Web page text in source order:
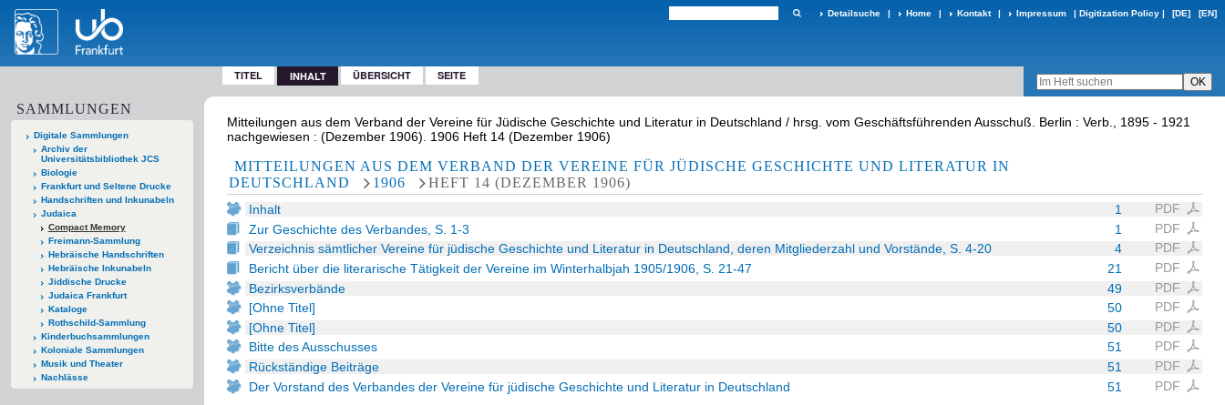
Detailsuche | Home | Kontakt | Impressum | Digitization Policy | [DE] [EN]
TITEL INHALT ÜBERSICHT SEITE
SAMMLUNGEN
Digitale Sammlungen
Archiv der
Universitätsbibliothek JCS
Biologie
Frankfurt und Seltene Drucke
Handschriften und Inkunabeln
Judaica
Compact Memory
Freimann-Sammlung
Hebräische Handschriften
Hebräische Inkunabeln
Jiddische Drucke
Judaica Frankfurt
Kataloge
Rothschild-Sammlung
Kinderbuchsammlungen
Koloniale Sammlungen
Musik und Theater
Nachlässe
Mitteilungen aus dem Verband der Vereine für Jüdische Geschichte und Literatur in Deutschland / hrsg. vom Geschäftsführenden Ausschuß. Berlin : Verb., 1895 - 1921
nachgewiesen : (Dezember 1906). 1906 Heft 14 (Dezember 1906)
MITTEILUNGEN AUS DEM VERBAND DER VEREINE FÜR JÜDISCHE GESCHICHTE UND LITERATUR IN
DEUTSCHLAND
1906 HEFT 14 (DEZEMBER 1906)
PDF
1
Inhalt
PDF
1
Zur Geschichte des Verbandes, S. 1-3
PDF
4
Verzeichnis sämtlicher Vereine für jüdische Geschichte und Literatur in Deutschland, deren Mitgliederzahl und Vorstände, S. 4-20
PDF
21
Bericht über die literarische Tätigkeit der Vereine im Winterhalbjah 1905/1906, S. 21-47
PDF
49
Bezirksverbände
PDF
50
[Ohne Titel]
PDF
50
[Ohne Titel]
PDF
51
Bitte des Ausschusses
PDF
51
Rückständige Beiträge
PDF
51
Der Vorstand des Verbandes der Vereine für jüdische Geschichte und Literatur in Deutschland